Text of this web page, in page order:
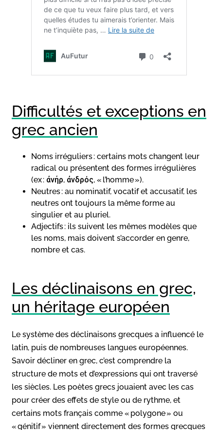
Difficultés et exceptions en
grec ancien
Noms irréguliers : certains mots changent leur
radical ou présentent des formes irrégulières
(ex : ἀνήρ, ἀνδρός, « l’homme »).
Neutres : au nominatif, vocatif et accusatif, les
neutres ont toujours la même forme au
singulier et au pluriel.
Adjectifs : ils suivent les mêmes modèles que
les noms, mais doivent s’accorder en genre,
nombre et cas.
Les déclinaisons en grec,
un héritage européen
Le système des déclinaisons grecques a influencé le
latin, puis de nombreuses langues européennes.
Savoir décliner en grec, c’est comprendre la
structure de mots et d’expressions qui ont traversé
les siècles. Les poètes grecs jouaient avec les cas
pour créer des effets de style ou de rythme, et
certains mots français comme « polygone » ou
« génitif » viennent directement des formes grecques